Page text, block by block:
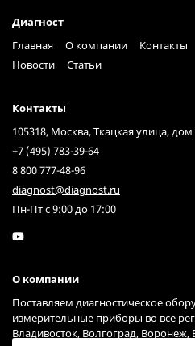
Диагност
Главная
О компании Контакты
Новости
Статьи
Контакты
105318, Москва, Ткацкая улица, дом
+7 (495) 783-39-64
8 800 777-48-96
diagnost@diagnost.ru
Пн-Пт с 9:00 до 17:00
О компании
Поставляем диагностическое
измерительные приборы во все
Владивосток, Волгоград, Воронеж,